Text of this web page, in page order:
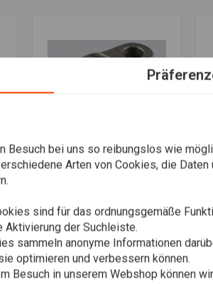
Poliert OEM 49-77 FL, FLH
€16,88
Besuch bei uns so reibungslos wie
Arten von Cookies, die Daten
sind für das ordnungsgemäße
Aktivierung der Suchleiste.
sammeln anonyme Informationen
optimieren und verbessern können.
Besuch in unserem Webshop können